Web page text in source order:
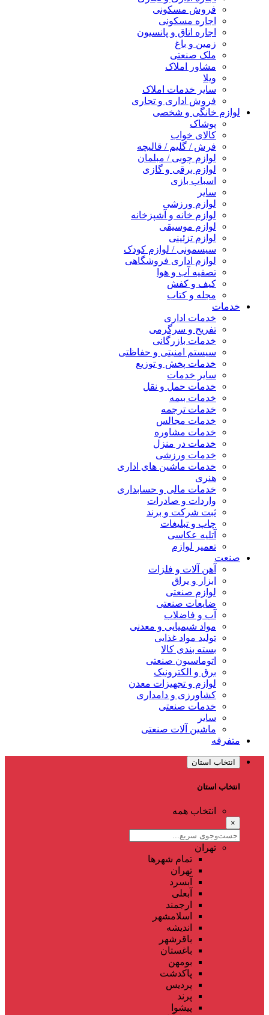
فروش مسکونی
اجاره مسکونی
اجاره اتاق و پانسیون
زمین و باغ
ملک صنعتی
مشاور املاک
ویلا
سایر خدمات املاک
فروش اداری و تجاری
لوازم خانگی و شخصی
پوشاک
کالای خواب
فرش / گلیم / قالیچه
لوازم چوبی / مبلمان
لوازم برقی و گازی
اسباب بازی
سایر
لوازم ورزشی
لوازم خانه و آشپزخانه
لوازم موسیقی
لوازم تزئینی
سیسمونی / لوازم کودک
لوازم اداری فروشگاهی
تصفیه آب و هوا
کیف و کفش
مجله و کتاب
خدمات
خدمات اداری
تفریح و سرگرمی
خدمات بازرگانی
سیستم امنیتی و حفاظتی
خدمات پخش و توزیع
سایر خدمات
خدمات حمل و نقل
خدمات بیمه
خدمات ترجمه
خدمات مجالس
خدمات مشاوره
خدمات در منزل
خدمات ورزشی
خدمات ماشین های اداری
هنری
خدمات مالی و حسابداری
واردات و صادرات
ثبت شرکت و برند
چاپ و تبلیغات
آتلیه عکاسی
تعمیر لوازم
صنعت
آهن آلات و فلزات
ابزار و یراق
لوازم صنعتی
ضایعات صنعتی
آب و فاضلاب
مواد شیمیایی و معدنی
تولید مواد غذایی
بسته بندی کالا
اتوماسیون صنعتی
برق و الکترونیک
لوازم و تجهیزات معدن
کشاورزی و دامداری
خدمات صنعتی
سایر
ماشین آلات صنعتی
متفرقه
انتخاب استان
انتخاب استان
انتخاب همه
×
تهران
تمام شهر‌ها
تهران
آبسرد
آبعلی
ارجمند
اسلامشهر
اندیشه
باقرشهر
باغستان
بومهن
پاکدشت
پردیس
پرند
پیشوا